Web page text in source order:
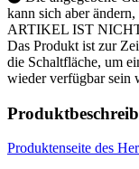
kann sich aber
ARTIKEL IST
Das Produkt ist zur
die Schaltfläche, um
wieder verfügbar sein
Produktenseite des